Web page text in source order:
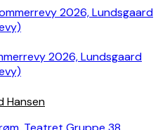
2026, Lundsgaard
Hansen